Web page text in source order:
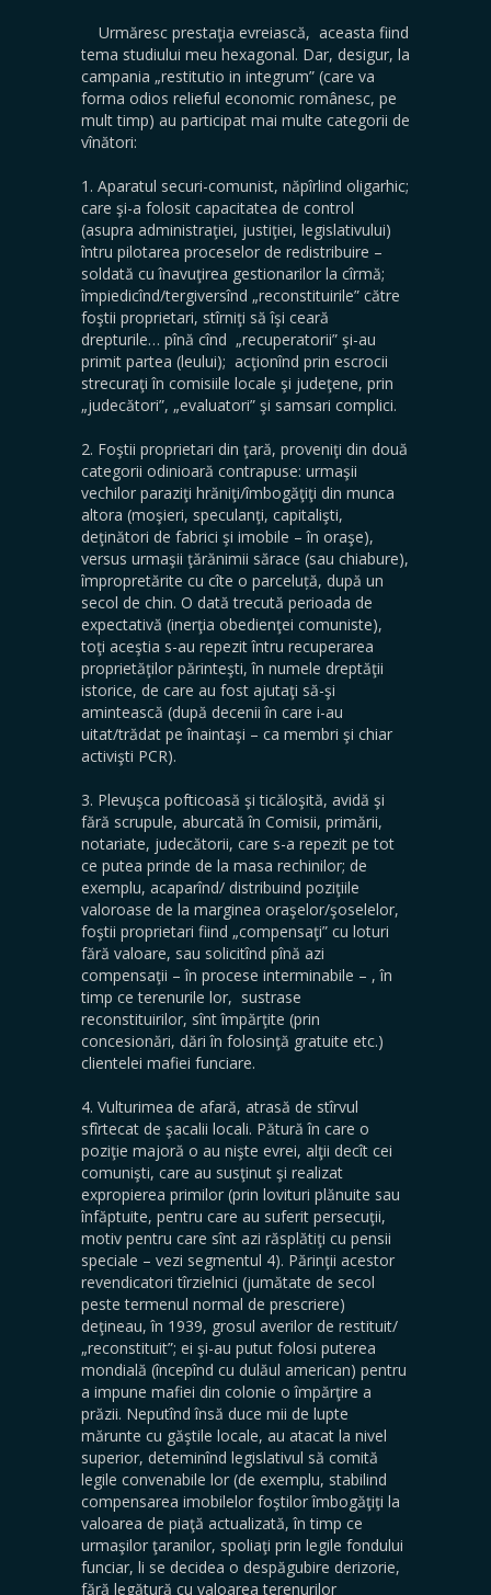
Urmăresc prestaţia evreiască, aceasta fiind
tema studiului meu hexagonal. Dar, desigur, la
campania „restitutio in integrum” (care va
forma odios relieful economic românesc, pe
mult timp) au participat mai multe categorii de
vînători:
1. Aparatul securi-comunist, năpîrlind oligarhic;
care şi-a folosit capacitatea de control
(asupra administraţiei, justiţiei, legislativului)
întru pilotarea proceselor de redistribuire –
soldată cu înavuţirea gestionarilor la cîrmă;
împiedicînd/tergiversînd „reconstituirile” către
foştii proprietari, stîrniţi să îşi ceară
drepturile… pînă cînd „recuperatorii” şi-au
primit partea (leului); acţionînd prin escrocii
strecuraţi în comisiile locale şi judeţene, prin
„judecători”, „evaluatori” şi samsari complici.
2. Foştii proprietari din ţară, proveniţi din două
categorii odinioară contrapuse: urmaşii
vechilor paraziţi hrăniţi/îmbogăţiţi din munca
altora (moşieri, speculanţi, capitalişti,
deţinători de fabrici şi imobile – în oraşe),
versus urmaşii ţărănimii sărace (sau chiabure),
împropretărite cu cîte o parceluță, după un
secol de chin. O dată trecută perioada de
expectativă (inerţia obedienţei comuniste),
toţi aceştia s-au repezit întru recuperarea
proprietăţilor părinteşti, în numele dreptăţii
istorice, de care au fost ajutaţi să-şi
amintească (după decenii în care i-au
uitat/trădat pe înaintaşi – ca membri şi chiar
activişti PCR).
3. Plevuşca pofticoasă şi ticăloşită, avidă şi
fără scrupule, aburcată în Comisii, primării,
notariate, judecătorii, care s-a repezit pe tot
ce putea prinde de la masa rechinilor; de
exemplu, acaparînd/ distribuind poziţiile
valoroase de la marginea oraşelor/şoselelor,
foştii proprietari fiind „compensaţi” cu loturi
fără valoare, sau solicitînd pînă azi
compensaţii – în procese interminabile – , în
timp ce terenurile lor, sustrase
reconstituirilor, sînt împărţite (prin
concesionări, dări în folosinţă gratuite etc.)
clientelei mafiei funciare.
4. Vulturimea de afară, atrasă de stîrvul
sfîrtecat de şacalii locali. Pătură în care o
poziţie majoră o au nişte evrei, alţii decît cei
comunişti, care au susţinut şi realizat
expropierea primilor (prin lovituri plănuite sau
înfăptuite, pentru care au suferit persecuţii,
motiv pentru care sînt azi răsplătiţi cu pensii
speciale – vezi segmentul 4). Părinţii acestor
revendicatori tîrzielnici (jumătate de secol
peste termenul normal de prescriere)
deţineau, în 1939, grosul averilor de restituit/
„reconstituit”; ei şi-au putut folosi puterea
mondială (începînd cu dulăul american) pentru
a impune mafiei din colonie o împărţire a
prăzii. Neputînd însă duce mii de lupte
mărunte cu găştile locale, au atacat la nivel
superior, deteminînd legislativul să comită
legile convenabile lor (de exemplu, stabilind
compensarea imobilelor foştilor îmbogăţiţi la
valoarea de piaţă actualizată, în timp ce
urmaşilor ţaranilor, spoliaţi prin legile fondului
funciar, li se decidea o despăgubire derizorie,
fără legătură cu valoarea terenurilor